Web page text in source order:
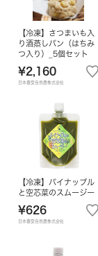
【冷凍】さつまいも入
り酒蒸しパン（はちみ
つ入り）_5個セット
¥2,160
日本豊受自然農株式会社
【冷凍】パイナップル
と空芯菜のスムージー
¥626
日本豊受自然農株式会社